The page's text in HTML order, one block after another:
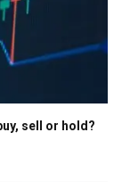
sell or hold?